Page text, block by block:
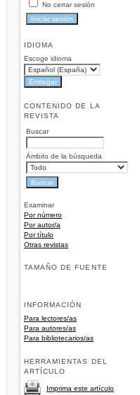
No cerrar sesión
IDIOMA
Escoge idioma
CONTENIDO DE LA
REVISTA
Buscar
Ámbito de la búsqueda
Examinar
Por número
Por autor/a
Por título
Otras revistas
TAMAÑO DE FUENTE
INFORMACIÓN
Para lectores/as
Para autores/as
Para bibliotecarios/as
HERRAMIENTAS DEL
ARTÍCULO
Imprima este artículo